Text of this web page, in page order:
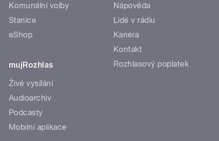
Komunální volby
Stanice
eShop
mujRozhlas
Živé vysílání
Audioarchiv
Podcasty
Mobilní aplikace
Nápověda
Lidé v rádiu
Kariéra
Kontakt
Rozhlasový poplatek